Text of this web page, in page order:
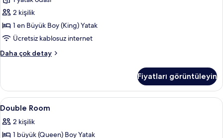
Dağ
Manzaralı
için
fotoğrafları
2 kişilik
1 en Büyük Boy (King) Yatak
Ücretsiz kablosuz internet
Daha çok detay
Basic
Oda,
Dağ
Manzaralı
daha
fazla
Fiyatları görüntüleyin
Double
Room
için
Masa, dizüstü bilgisayar çalışma
9
Double Room
2 kişilik
1 büyük (Queen) Boy Yatak